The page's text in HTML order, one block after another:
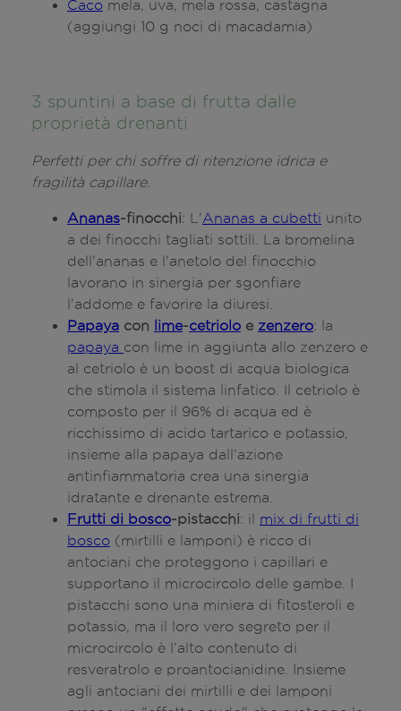
Caco mela, uva, mela rossa, castagna
(aggiungi 10 g noci di macadamia)
3 spuntini a base di frutta dalle
proprietà drenanti
Perfetti per chi soffre di ritenzione idrica e
fragilità capillare.
Ananas-finocchi: L'Ananas a cubetti unito
a dei finocchi tagliati sottili. La bromelina
dell'ananas e l'anetolo del finocchio
lavorano in sinergia per sgonfiare
l'addome e favorire la diuresi.
Papaya con lime-cetriolo e zenzero: la
papaya con lime in aggiunta allo zenzero e
al cetriolo è un boost di acqua biologica
che stimola il sistema linfatico. Il cetriolo è
composto per il 96% di acqua ed è
ricchissimo di acido tartarico e potassio,
insieme alla papaya dall’azione
antinfiammatoria crea una sinergia
idratante e drenante estrema.
Frutti di bosco-pistacchi: il mix di frutti di
bosco (mirtilli e lamponi) è ricco di
antociani che proteggono i capillari e
supportano il microcircolo delle gambe. I
pistacchi sono una miniera di fitosteroli e
potassio, ma il loro vero segreto per il
microcircolo è l’alto contenuto di
resveratrolo e proantocianidine. Insieme
agli antociani dei mirtilli e dei lamponi